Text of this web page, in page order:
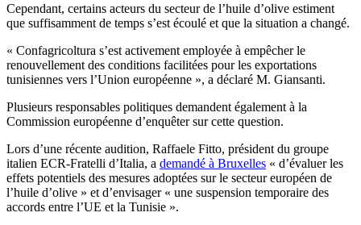
Cependant, certains acteurs du secteur de l’huile d’olive estiment
que suffisamment de temps s’est écoulé et que la situation a changé.
« Confagricoltura s’est activement employée à empêcher le
renouvellement des conditions facilitées pour les exportations
tunisiennes vers l’Union européenne », a déclaré M. Giansanti.
Plusieurs responsables politiques demandent également à la
Commission européenne d’enquêter sur cette question.
Lors d’une récente audition, Raffaele Fitto, président du groupe
italien ECR-Fratelli d’Italia, a demandé à Bruxelles « d’évaluer les
effets potentiels des mesures adoptées sur le secteur européen de
l’huile d’olive » et d’envisager « une suspension temporaire des
accords entre l’UE et la Tunisie ».